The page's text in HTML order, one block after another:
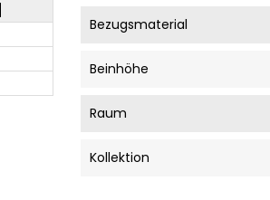
Bezugsmaterial
Beinhöhe
Raum
Kollektion